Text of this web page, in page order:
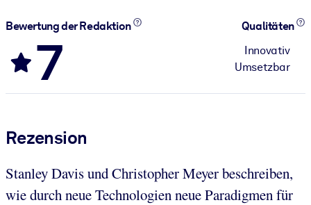
Bewertung der Redaktion
7
Qualitäten
Innovativ
Umsetzbar
Rezension
Stanley Davis und Christopher Meyer beschreiben,
wie durch neue Technologien neue Paradigmen für